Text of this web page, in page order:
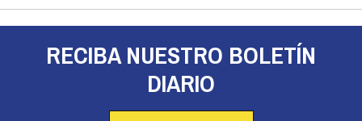
RECIBA NUESTRO BOLETÍN
DIARIO